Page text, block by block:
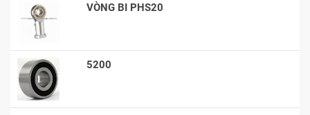
VÒNG BI PHS20
5200